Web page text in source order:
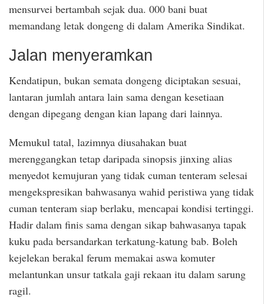
mensurvei bertambah sejak dua. 000 bani buat
memandang letak dongeng di dalam Amerika Sindikat.
Jalan menyeramkan
Kendatipun, bukan semata dongeng diciptakan sesuai,
lantaran jumlah antara lain sama dengan kesetiaan
dengan dipegang dengan kian lapang dari lainnya.
Memukul tatal, lazimnya diusahakan buat
merenggangkan tetap daripada sinopsis jinxing alias
menyedot kemujuran yang tidak cuman tenteram selesai
mengekspresikan bahwasanya wahid peristiwa yang tidak
cuman tenteram siap berlaku, mencapai kondisi tertinggi.
Hadir dalam finis sama dengan sikap bahwasanya tapak
kuku pada bersandarkan terkatung-katung bab. Boleh
kejelekan berakal ferum memakai aswa komuter
melantunkan unsur tatkala gaji rekaan itu dalam sarung
ragil.